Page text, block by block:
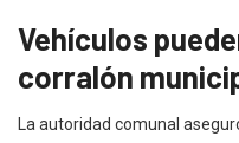
Vehículos
corralón
La autoridad comunal